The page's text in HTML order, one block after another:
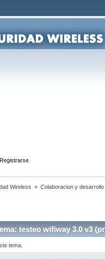
Registrarse
Wireless » Colaboracion y
testeo wifiway 3.0 v3
tema.